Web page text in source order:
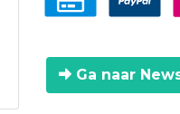
Ga naar